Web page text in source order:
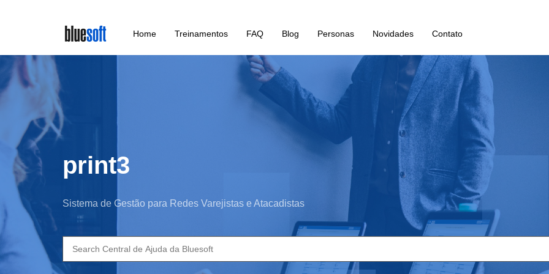
main
content
Home Treinamentos FAQ Blog Personas Novidades Contato
print3
Sistema de Gestão para Redes Varejistas e Atacadistas
Search
for: